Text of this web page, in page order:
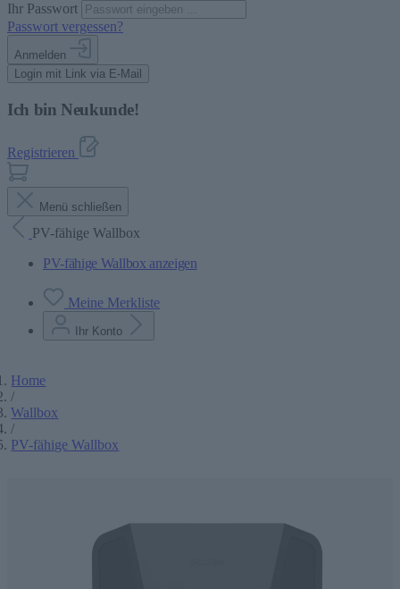
Ihr Passwort
Passwort vergessen?
Anmelden
Login mit Link via E-Mail
Ich bin Neukunde!
Registrieren
Menü schließen
PV-fähige Wallbox
PV-fähige Wallbox anzeigen
Meine Merkliste
Ihr Konto
Home
/
Wallbox
/
PV-fähige Wallbox